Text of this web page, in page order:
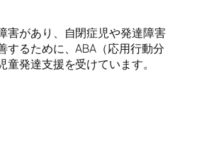
害があり、自閉症児や発達障害
するために、ABA（応用行動分
発達支援を受けています。